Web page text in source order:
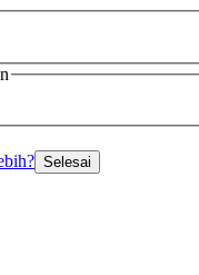
Selesai